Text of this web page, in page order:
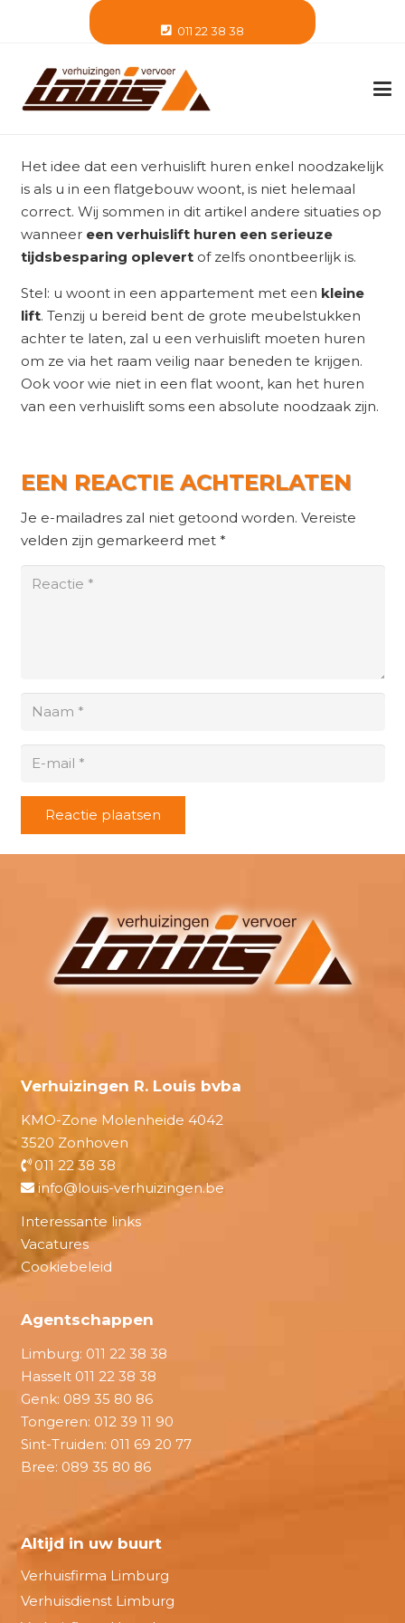
011 22 38 38
Het idee dat een verhuislift huren enkel noodzakelijk
is als u in een flatgebouw woont, is niet helemaal
correct. Wij sommen in dit artikel andere situaties op
wanneer een verhuislift huren een serieuze
tijdsbesparing oplevertof zelfs onontbeerlijk is.
Stel: u woont in een appartement met een kleine
lift. Tenzij u bereid bent de grote meubelstukken
achter te laten, zal u een verhuislift moeten huren
om ze via het raam veilig naar beneden te krijgen.
Ook voor wie niet in een flat woont, kan het huren
van een verhuislift soms een absolute noodzaak zijn.
EEN REACTIE ACHTERLATEN
Je e-mailadres zal niet getoond worden. Vereiste
velden zijn gemarkeerd met *
Reactie plaatsen
Verhuizingen R. Louis bvba
KMO-Zone Molenheide 4042
3520 Zonhoven
011 22 38 38
info@louis-verhuizingen.be
Interessante links
Vacatures
Cookiebeleid
Agentschappen
Limburg: 011 22 38 38
Hasselt 011 22 38 38
Genk: 089 35 80 86
Tongeren: 012 39 11 90
Sint-Truiden: 011 69 20 77
Bree: 089 35 80 86
Altijd in uw buurt
Verhuisfirma Limburg
Verhuisdienst Limburg